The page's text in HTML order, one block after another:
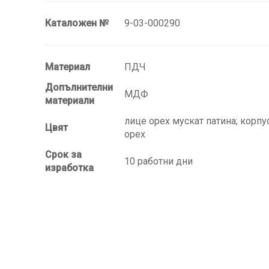
Каталожен № 9-03-000290
Материал
ПДЧ
Допълнителни
материали
МДФ
Цвят
лице орех мускат патина;
орех
Срок за
изработка
10 работни дни